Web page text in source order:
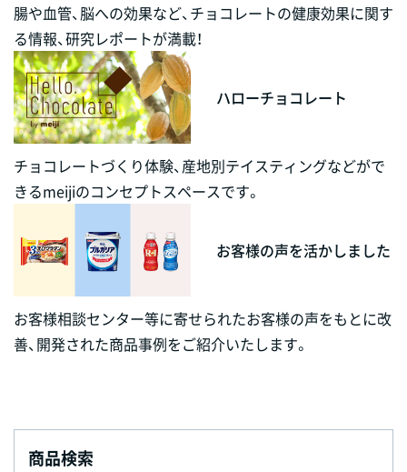
腸や血管、脳への効果など、チョコレートの健康効果に関す
る情報、研究レポートが満載！
ハローチョコレート
チョコレートづくり体験、産地別テイスティングなどがで
きるmeijiのコンセプトスペースです。
お客様の声を活かしました
お客様相談センター等に寄せられたお客様の声をもとに改
善、開発された商品事例をご紹介いたします。
商品検索